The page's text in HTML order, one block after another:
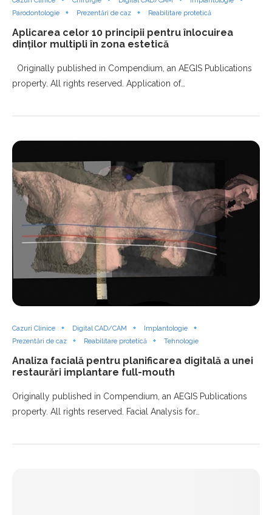
Parodontologie
Prezentări de caz Reabilitare protetică
Aplicarea celor 10 principii pentru înlocuirea
dinților multipli în zona estetică
Originally published in Compendium, an AEGIS Publications
property. All rights reserved. Application of…
Cazuri Clinice Digital CAD/CAM
Implantologie
Prezentări de caz
Reabilitare protetică Tehnologie
Analiza facială pentru planificarea digitală a unei
restaurări implantare full-mouth
Originally published in Compendium, an AEGIS Publications
property. All rights reserved. Facial Analysis for…